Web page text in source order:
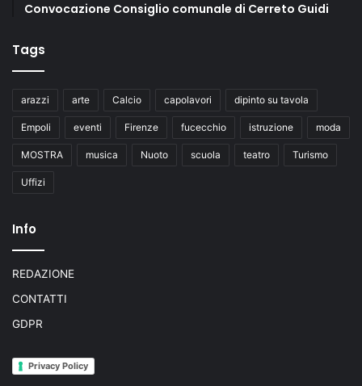
Convocazione Consiglio comunale di Cerreto Guidi
Tags
arazzi arte Calcio capolavori dipinto su tavola
Empoli eventi Firenze fucecchio istruzione moda
MOSTRA musica Nuoto scuola teatro Turismo
Uffizi
Info
REDAZIONE
CONTATTI
GDPR
Privacy Policy